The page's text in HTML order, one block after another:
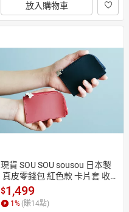
放入購物車
現貨 SOU SOU sousou 日本製
真皮零錢包 紅色款 卡片套 收納
小物 便於攜帶 小巧設計
$1,499
1% (賺14點)